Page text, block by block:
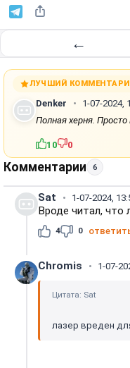
←
ЛУЧШИЙ
Denker
1-07-2024,
Полная херня.
10 0
Комментарии 6
Sat 1-07-2024,
Вроде читал, что
4 0
Chromis 1-07-
Цитата: Sat
лазер вреден